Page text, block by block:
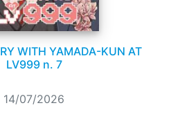
WITH YAMADA-KUN AT
LV999 n. 7
14/07/2026